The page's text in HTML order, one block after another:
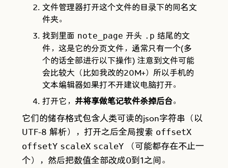
文件管理器打开这个文件的目录下的同名文
件夹。
找到里面 note_page 开头 .p 结尾的文
件，这是它的分页文件，通常只有一个(多
个的话全部进行以下操作) 注意到文件可能
会比较大（比如我改的20M+）所以手机的
文本编辑器如果打不开建议电脑打开。
打开它， 并将享做笔记软件杀掉后台。
它们的储存格式包含人类可读的json字符串（以
UTF-8 解析），打开之后全局搜索 offsetX
offsetY scaleX scaleY（可能都存在不止一
个），然后把数值全部改成0到1之间。